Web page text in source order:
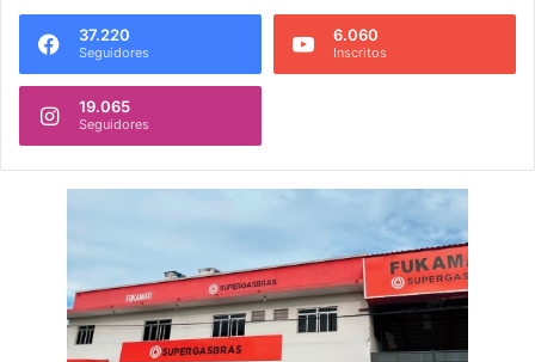
37.220
Seguidores
6.060
Inscritos
19.065
Seguidores